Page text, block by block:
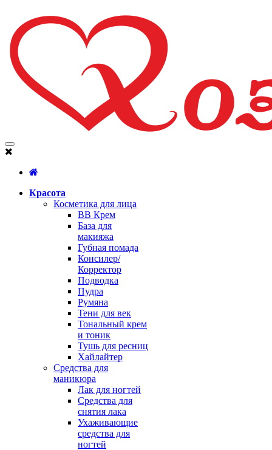
Красота
Косметика для лица
BB Крем
База для
макияжа
Губная помада
Консилер/
Корректор
Подводка
Пудра
Румяна
Тени для век
Тональный крем
и тоник
Тушь для ресниц
Хайлайтер
Средства для
маникюра
Лак для ногтей
Средства для
снятия лака
Ухаживающие
средства для
ногтей